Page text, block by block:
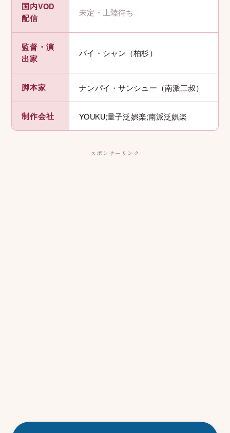
国内VOD
配信
未定・上陸待ち
監督・演
出家
バイ・シャン（柏杉）
脚本家 ナンパイ・サンシュー（南派三叔）
制作会社 YOUKU;量子泛娯楽;南派泛娯楽
スポンサーリンク